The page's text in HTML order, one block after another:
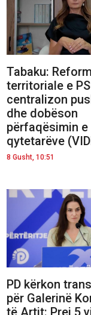
Tabaku:
territoriale e
centralizon
dhe dobëson
përfaqësimin e
qytetarëve
8 Gusht, 10:51
PD kërkon
për Galerinë
të Artit: Prej 5